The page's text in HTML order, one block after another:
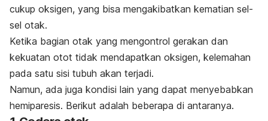
cukup oksigen, yang bisa mengakibatkan kematian sel-
sel otak.
Ketika bagian otak yang mengontrol gerakan dan
kekuatan otot tidak mendapatkan oksigen, kelemahan
pada satu sisi tubuh akan terjadi.
Namun, ada juga kondisi lain yang dapat menyebabkan
hemiparesis. Berikut adalah beberapa di antaranya.